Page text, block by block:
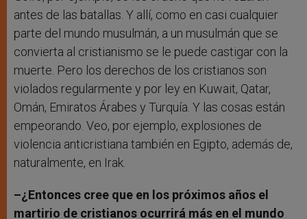
antes de las batallas. Y allí, como en casi cualquier
parte del mundo musulmán, a un musulmán que se
convierta al cristianismo se le puede castigar con la
muerte. Pero los derechos de los cristianos son
violados regularmente y por ley en Kuwait, Qatar,
Omán, Emiratos Árabes y Turquía. Y las cosas están
empeorando. Veo, por ejemplo, explosiones de
violencia anticristiana también en Egipto, además de,
naturalmente, en Irak.
–¿Entonces cree que en los próximos años el
martirio de cristianos ocurrirá más en el mundo